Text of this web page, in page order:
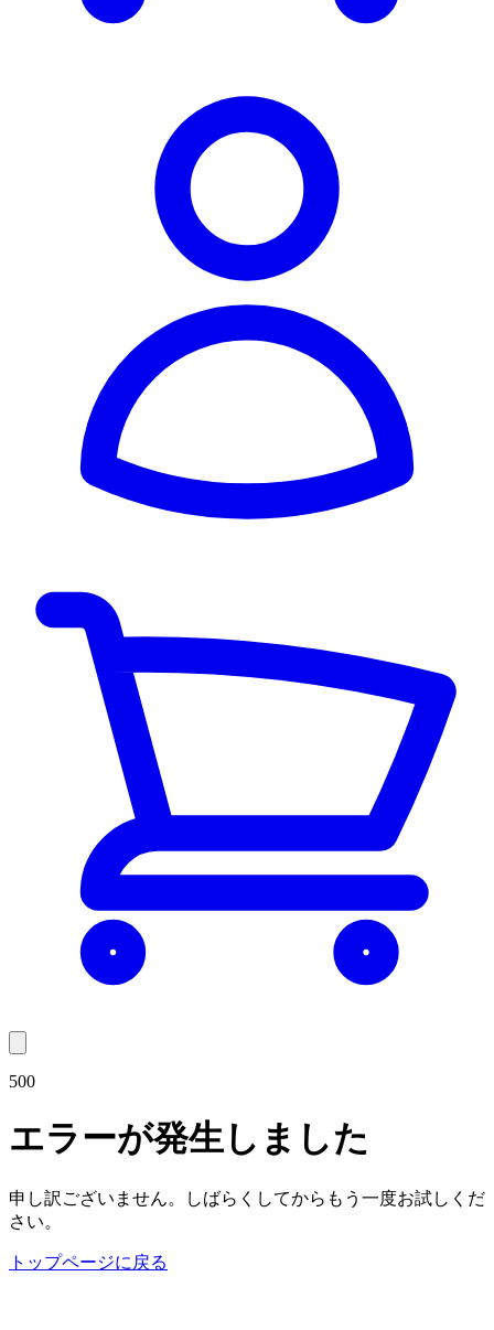
500
エラーが発生しました
申し訳ございません。しばらくしてからもう一度お試しくだ
さい。
トップページに戻る